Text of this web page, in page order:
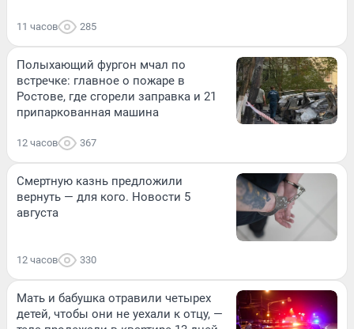
11 часов 285
Полыхающий фургон мчал по
встречке: главное о пожаре в
Ростове, где сгорели заправка и 21
припаркованная машина
12 часов 367
Смертную казнь предложили
вернуть — для кого. Новости 5
августа
12 часов 330
Мать и бабушка отравили четырех
детей, чтобы они не уехали к отцу, —